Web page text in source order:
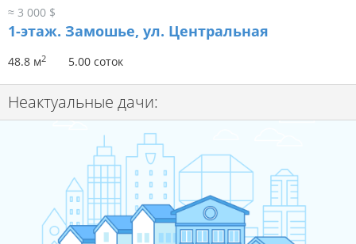
≈ 3 000 $
1-этаж. Замошье, ул. Центральная
48.8 м2 5.00 соток
Неактуальные дачи: